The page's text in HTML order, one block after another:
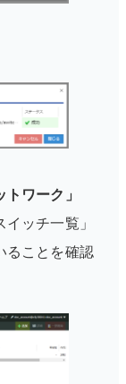
ワーク」
イッチ一覧」
ることを確認